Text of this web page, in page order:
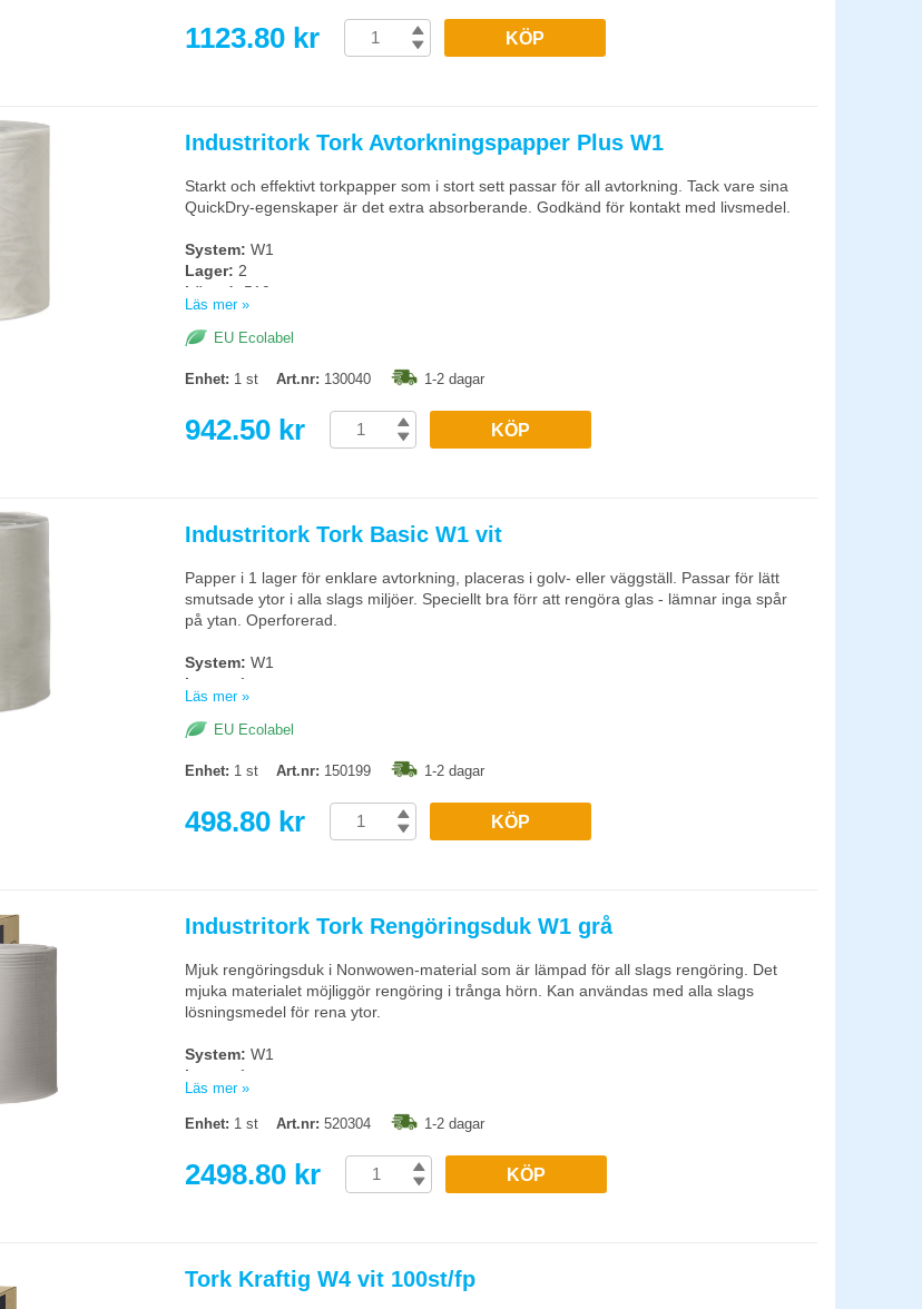
Färg:Vit
Torks artikelnummer:
130109
1123.80 kr KÖP
Industritork Tork Avtorkningspapper Plus W1
Starkt och effektivt torkpapper som i stort sett passar för all avtorkning. Tack vare sina
QuickDry-egenskaper är det extra absorberande. Godkänd för kontakt med livsmedel.
System: W1
Lager: 2
Längd:
510m
Bredd: 37cm
Diamater:39cm
Vikt:7,4kg
Färg:Vit
Torks artikelnummer:
130040
Läs mer »
EU Ecolabel
Enhet: 1 st Art.nr: 130040 1-2 dagar
942.50 kr KÖP
Industritork Tork Basic W1 vit
Papper i 1 lager för enklare avtorkning, placeras i golv- eller väggställ. Passar för lätt
smutsade ytor i alla slags miljöer. Speciellt bra förr att rengöra glas - lämnar inga spår
på ytan. Operforerad.
System: W1
Lager:
1
Längd: 1150m
Diameter:38cm
Färg:Vit
Läs mer »
EU Ecolabel
Enhet: 1 st Art.nr: 150199 1-2 dagar
498.80 kr KÖP
Industritork Tork Rengöringsduk W1 grå
Mjuk rengöringsduk i Nonwowen-material som är lämpad för all slags rengöring. Det
mjuka materialet möjliggör rengöring i trånga hörn. Kan användas med alla slags
lösningsmedel för rena ytor.
System: W1
Lager:
1
Längd: 361m
Bredd:43cm
Färg:Grå
Läs mer »
Enhet: 1 st Art.nr: 520304 1-2 dagar
2498.80 kr KÖP
Tork Kraftig W4 vit 100st/fp